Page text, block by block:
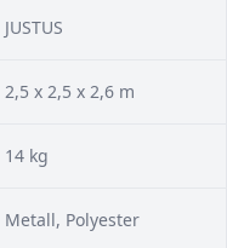
JUSTUS
2,5 x 2,5 x 2,6 m
14 kg
Metall, Polyester